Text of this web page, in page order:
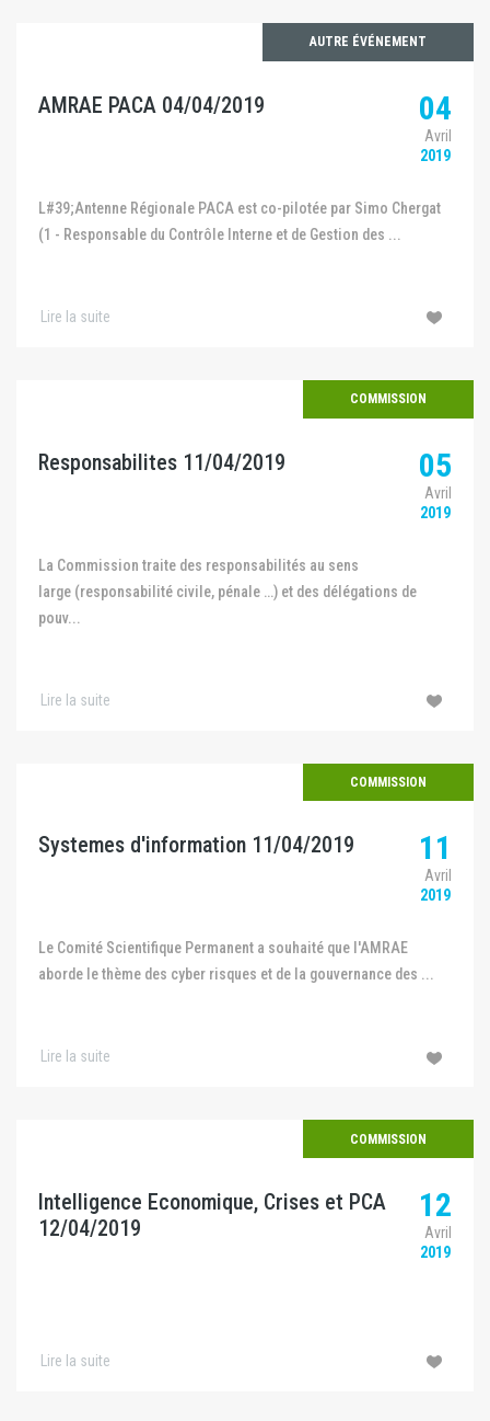
AUTRE ÉVÉNEMENT
AMRAE PACA 04/04/2019 04
Avril
2019
L#39;Antenne Régionale PACA est co-pilotée par Simo Chergat
(1 - Responsable du Contrôle Interne et de Gestion des ...
Lire la suite
COMMISSION
Responsabilites 11/04/2019 05
Avril
2019
La Commission traite des responsabilités au sens
large (responsabilité civile, pénale …) et des délégations de
pouv...
Lire la suite
COMMISSION
Systemes d'information 11/04/2019 11
Avril
2019
Le Comité Scientifique Permanent a souhaité que l'AMRAE
aborde le thème des cyber risques et de la gouvernance des ...
Lire la suite
COMMISSION
Intelligence Economique, Crises et PCA
12/04/2019
12
Avril
2019
Lire la suite